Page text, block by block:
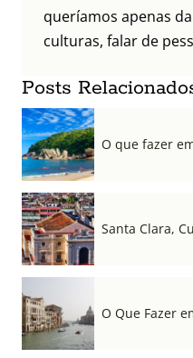
queríamos apenas
culturas, falar de
Posts
O que fazer
Santa Clara,
O Que Fazer